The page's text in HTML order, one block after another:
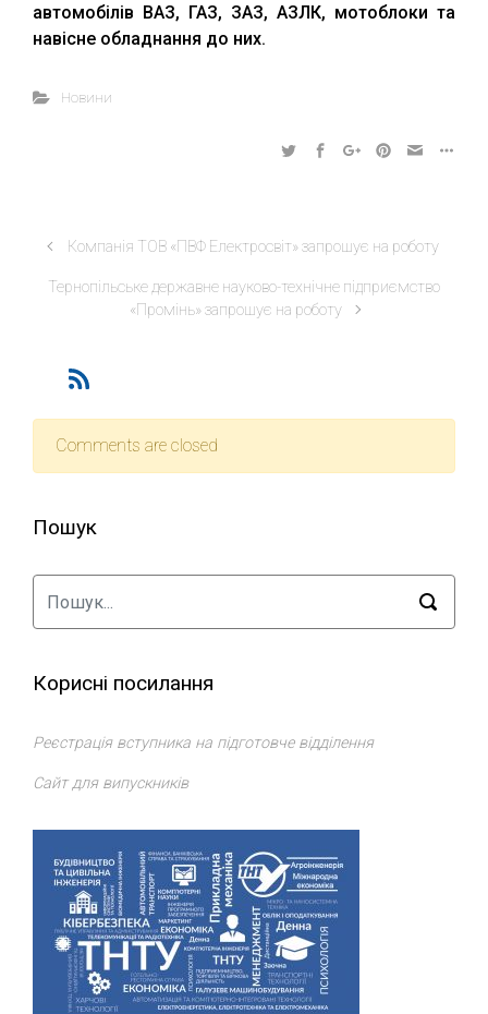
автомобілів ВАЗ, ГАЗ, ЗАЗ, АЗЛК, мотоблоки та
навісне обладнання до них.
Новини
Компанія ТОВ «ПВФ Електросвіт» запрошує на роботу
Тернопільське державне науково-технічне підприємство
«Промінь» запрошує на роботу
Comments are closed
Пошук
Корисні посилання
Реєстрація вступника на підготовче відділення
Сайт для випускників